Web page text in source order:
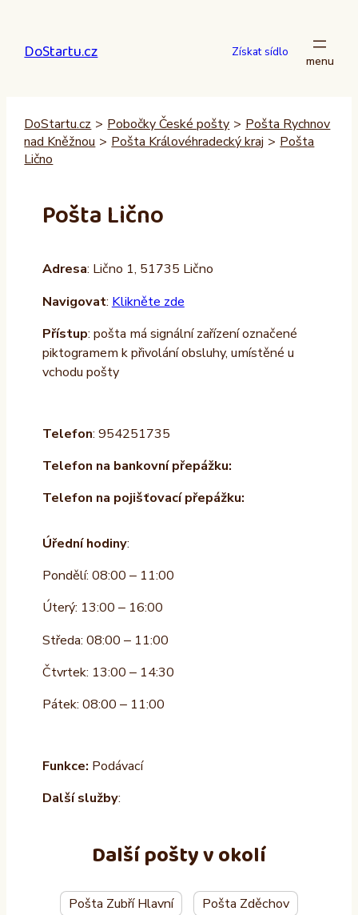
obsah
DoStartu.cz Získat sídlo
DoStartu.cz > Pobočky České pošty > Pošta Rychnov
nad Kněžnou > Pošta Královéhradecký kraj > Pošta
Lično
Pošta Lično
Adresa: Lično 1, 51735 Lično
Navigovat: Klikněte zde
Přístup: pošta má signální zařízení označené
piktogramem k přivolání obsluhy, umístěné u
vchodu pošty
Telefon: 954251735
Telefon na bankovní přepážku:
Telefon na pojišťovací přepážku:
Úřední hodiny:
Pondělí: 08:00 – 11:00
Úterý: 13:00 – 16:00
Středa: 08:00 – 11:00
Čtvrtek: 13:00 – 14:30
Pátek: 08:00 – 11:00
Funkce: Podávací
Další služby:
Další pošty v okolí
Pošta Zubří Hlavní Pošta Zděchov